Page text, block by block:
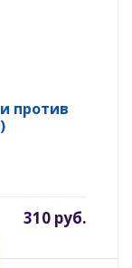
против
310 руб.